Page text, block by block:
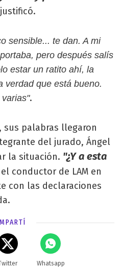
sensible... te dan. A mi
pero después salís
estar un ratito ahí, la
verdad que está bueno.
.
sus palabras llegaron
del jurado, Ángel
la situación. "¿Y a esta
conductor de LAM en
con las declaraciones
Whatsapp